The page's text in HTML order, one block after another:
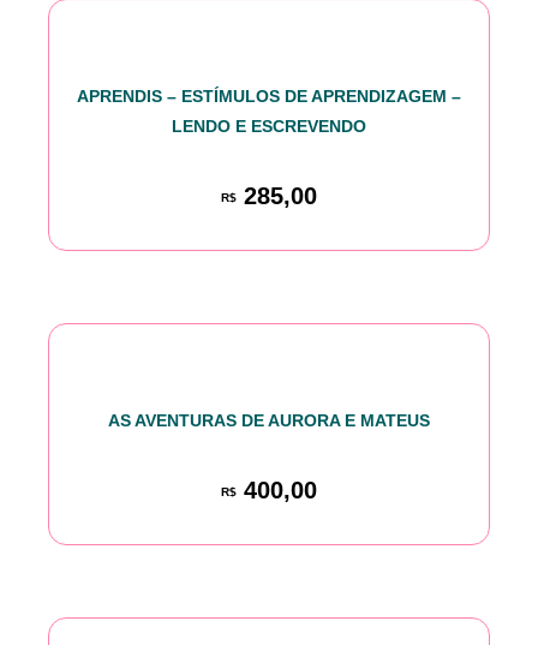
APRENDIS – ESTÍMULOS DE APRENDIZAGEM –
LENDO E ESCREVENDO
R$ 285,00
AS AVENTURAS DE AURORA E MATEUS
R$ 400,00